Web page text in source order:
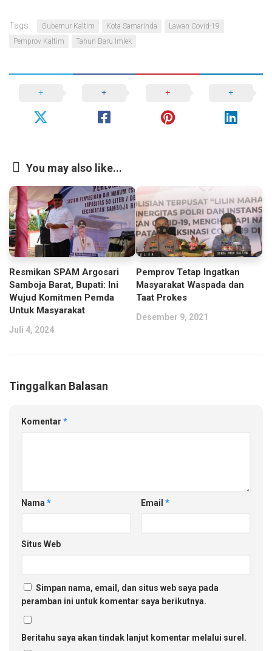
Tags: Gubernur Kaltim Kota Samarinda
Lawan Covid-19
Pemprov Kaltim
Tahun Baru Imlek
You may also like...
Resmikan SPAM Argosari
Samboja Barat, Bupati: Ini
Wujud Komitmen Pemda
Untuk Masyarakat
Juli 4, 2024
Pemprov Tetap Ingatkan
Masyarakat Waspada dan
Taat Prokes
Desember 9, 2021
Tinggalkan Balasan
Komentar *
Nama * Email *
Situs Web
Simpan nama, email, dan situs web saya pada
peramban ini untuk komentar saya berikutnya.
Beritahu saya akan tindak lanjut komentar melalui surel.